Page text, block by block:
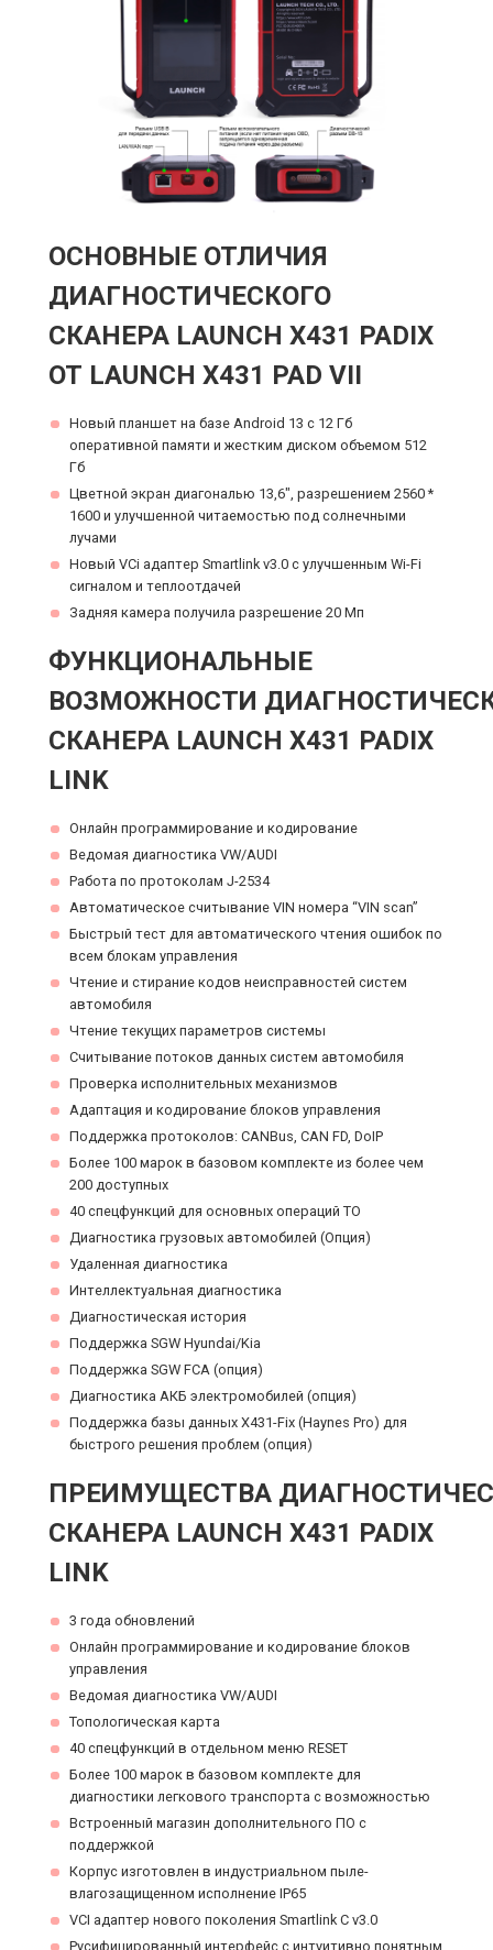
ОСНОВНЫЕ ОТЛИЧИЯ
ДИАГНОСТИЧЕСКОГО
СКАНЕРА LAUNCH X431 PADIX
ОТ LAUNCH X431 PAD VII
Новый планшет на базе Android 13 c 12 Гб
оперативной памяти и жестким диском объемом 512
Гб
Цветной экран диагональю 13,6", разрешением 2560 *
1600 и улучшенной читаемостью под солнечными
лучами
Новый VCi адаптер Smartlink v3.0 с улучшенным Wi-Fi
сигналом и теплоотдачей
Задняя камера получила разрешение 20 Мп
ФУНКЦИОНАЛЬНЫЕ
ВОЗМОЖНОСТИ
СКАНЕРА LAUNCH X431 PADIX
LINK
Онлайн программирование и кодирование
Ведомая диагностика VW/AUDI
Работа по протоколам J-2534
Автоматическое считывание VIN номера “VIN scan”
Быстрый тест для автоматического чтения ошибок по
всем блокам управления
Чтение и стирание кодов неисправностей систем
автомобиля
Чтение текущих параметров системы
Считывание потоков данных систем автомобиля
Проверка исполнительных механизмов
Адаптация и кодирование блоков управления
Поддержка протоколов: CANBus, CAN FD, DoIP
Более 100 марок в базовом комплекте из более чем
200 доступных
40 спецфункций для основных операций ТО
Диагностика грузовых автомобилей (Опция)
Удаленная диагностика
Интеллектуальная диагностика
Диагностическая история
Поддержка SGW Hyundai/Kia
Поддержка SGW FCA (опция)
Диагностика АКБ электромобилей (опция)
Поддержка базы данных X431-Fix (Haynes Pro) для
быстрого решения проблем (опция)
ПРЕИМУЩЕСТВА
СКАНЕРА LAUNCH X431 PADIX
LINK
3 года обновлений
Онлайн программирование и кодирование блоков
управления
Ведомая диагностика VW/AUDI
Топологическая карта
40 спецфункций в отдельном меню RESET
Более 100 марок в базовом комплекте для
диагностики легкового транспорта с возможностью
Встроенный магазин дополнительного ПО с
поддержкой
Корпус изготовлен в индустриальном пыле-
влагозащищенном исполнение IP65
VCI адаптер нового поколения Smartlink C v3.0
Русифицированный интерфейс с интуитивно понятным